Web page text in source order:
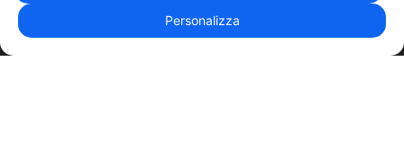
| PRIVACY POLICY
Personalizza